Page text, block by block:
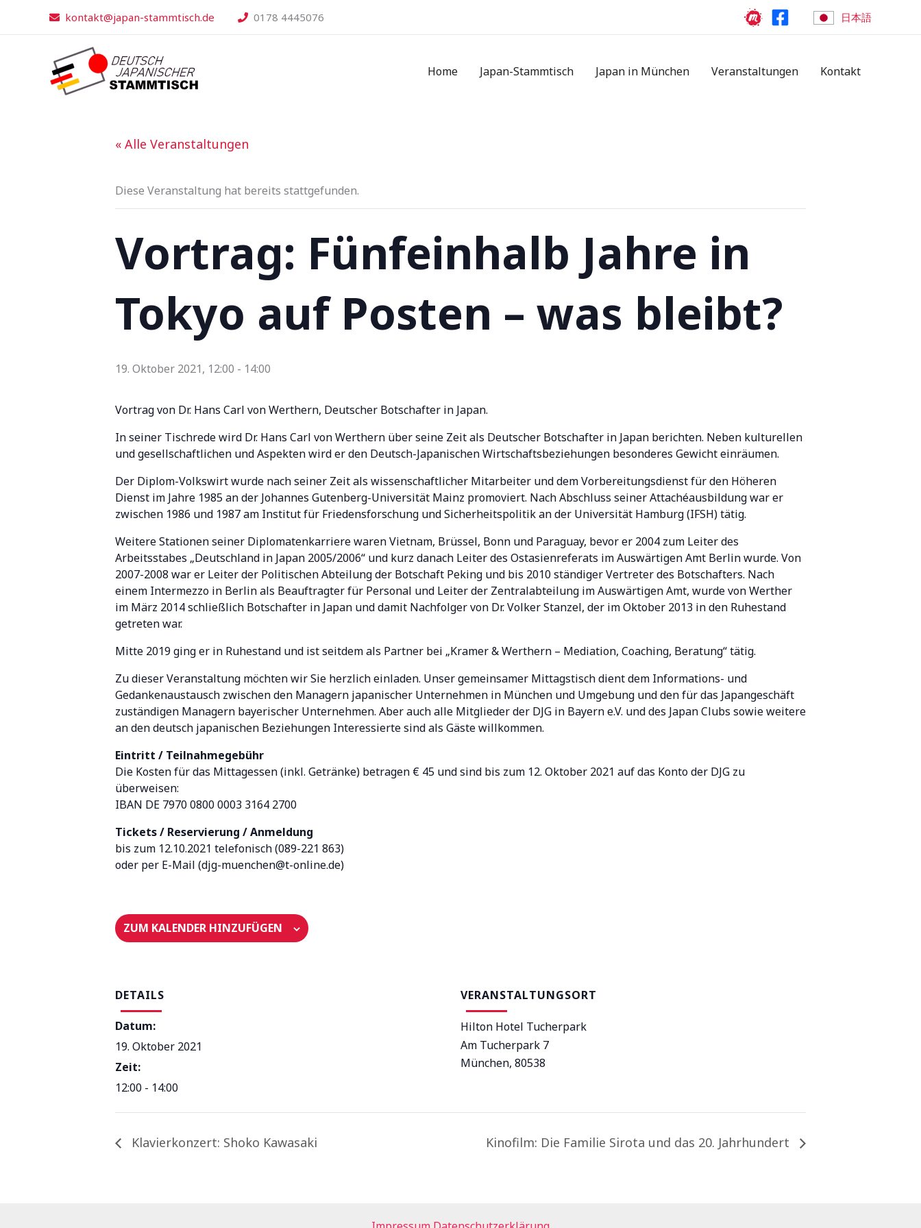
kontakt@japan-stammtisch.de 0178 4445076 日本語
Home Japan-Stammtisch Japan in München Veranstaltungen Kontakt
« Alle Veranstaltungen
Diese Veranstaltung hat bereits stattgefunden.
Vortrag: Fünfeinhalb Jahre in
Tokyo auf Posten – was bleibt?
19. Oktober 2021, 12:00 - 14:00
Vortrag von Dr. Hans Carl von Werthern, Deutscher Botschafter in Japan.
In seiner Tischrede wird Dr. Hans Carl von Werthern über seine Zeit als Deutscher Botschafter in Japan berichten. Neben kulturellen
und gesellschaftlichen und Aspekten wird er den Deutsch-Japanischen Wirtschaftsbeziehungen besonderes Gewicht einräumen.
Der Diplom-Volkswirt wurde nach seiner Zeit als wissenschaftlicher Mitarbeiter und dem Vorbereitungsdienst für den Höheren
Dienst im Jahre 1985 an der Johannes Gutenberg-Universität Mainz promoviert. Nach Abschluss seiner Attachéausbildung war er
zwischen 1986 und 1987 am Institut für Friedensforschung und Sicherheitspolitik an der Universität Hamburg (IFSH) tätig.
Weitere Stationen seiner Diplomatenkarriere waren Vietnam, Brüssel, Bonn und Paraguay, bevor er 2004 zum Leiter des
Arbeitsstabes „Deutschland in Japan 2005/2006“ und kurz danach Leiter des Ostasienreferats im Auswärtigen Amt Berlin wurde. Von
2007-2008 war er Leiter der Politischen Abteilung der Botschaft Peking und bis 2010 ständiger Vertreter des Botschafters. Nach
einem Intermezzo in Berlin als Beauftragter für Personal und Leiter der Zentralabteilung im Auswärtigen Amt, wurde von Werther
im März 2014 schließlich Botschafter in Japan und damit Nachfolger von Dr. Volker Stanzel, der im Oktober 2013 in den Ruhestand
getreten war.
Mitte 2019 ging er in Ruhestand und ist seitdem als Partner bei „Kramer & Werthern – Mediation, Coaching, Beratung“ tätig.
Zu dieser Veranstaltung möchten wir Sie herzlich einladen. Unser gemeinsamer Mittagstisch dient dem Informations- und
Gedankenaustausch zwischen den Managern japanischer Unternehmen in München und Umgebung und den für das Japangeschäft
zuständigen Managern bayerischer Unternehmen. Aber auch alle Mitglieder der DJG in Bayern e.V. und des Japan Clubs sowie weitere
an den deutsch japanischen Beziehungen Interessierte sind als Gäste willkommen.
Eintritt / Teilnahmegebühr
Die Kosten für das Mittagessen (inkl. Getränke) betragen € 45 und sind bis zum 12. Oktober 2021 auf das Konto der DJG zu
überweisen:
IBAN DE 7970 0800 0003 3164 2700
Tickets / Reservierung / Anmeldung
bis zum 12.10.2021 telefonisch (089-221 863)
oder per E-Mail (djg-muenchen@t-online.de)
ZUM KALENDER HINZUFÜGEN
DETAILS
Datum:
19. Oktober 2021
Zeit:
12:00 - 14:00
VERANSTALTUNGSORT
Hilton Hotel Tucherpark
Am Tucherpark 7
München, 80538
Klavierkonzert: Shoko Kawasaki Kinofilm: Die Familie Sirota und das 20. Jahrhundert